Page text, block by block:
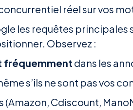
réel sur vos
les requêtes principales
Observez :
fréquemment dans les
s’ils ne sont pas vos
(Amazon, Cdiscount,